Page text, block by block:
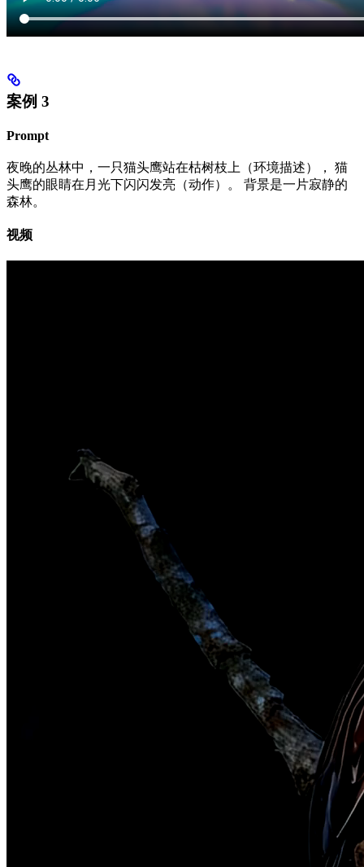
案例 3
Prompt
夜晚的丛林中，一只猫头鹰站在枯树枝上（环境描述）， 猫
头鹰的眼睛在月光下闪闪发亮（动作）。 背景是一片寂静的
森林。
视频